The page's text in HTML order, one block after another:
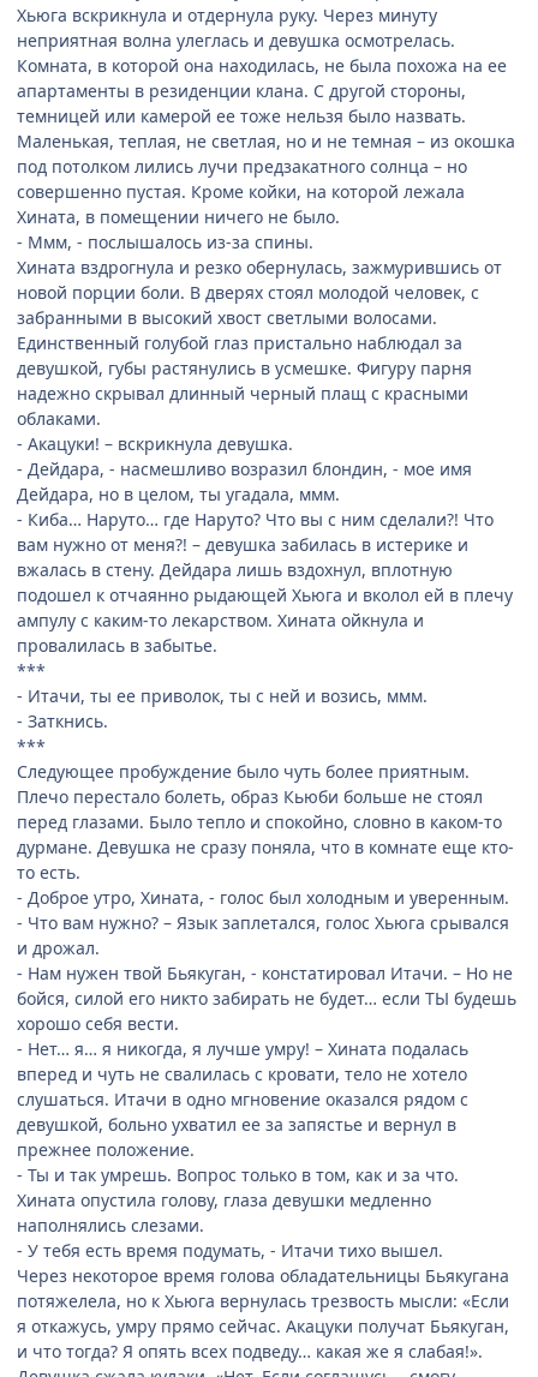
Хьюга вскрикнула и отдернула руку. Через минуту
неприятная волна улеглась и девушка осмотрелась.
Комната, в которой она находилась, не была похожа на ее
апартаменты в резиденции клана. С другой стороны,
темницей или камерой ее тоже нельзя было назвать.
Маленькая, теплая, не светлая, но и не темная – из окошка
под потолком лились лучи предзакатного солнца – но
совершенно пустая. Кроме койки, на которой лежала
Хината, в помещении ничего не было.
- Ммм, - послышалось из-за спины.
Хината вздрогнула и резко обернулась, зажмурившись от
новой порции боли. В дверях стоял молодой человек, с
забранными в высокий хвост светлыми волосами.
Единственный голубой глаз пристально наблюдал за
девушкой, губы растянулись в усмешке. Фигуру парня
надежно скрывал длинный черный плащ с красными
облаками.
- Акацуки! – вскрикнула девушка.
- Дейдара, - насмешливо возразил блондин, - мое имя
Дейдара, но в целом, ты угадала, ммм.
- Киба… Наруто… где Наруто? Что вы с ним сделали?! Что
вам нужно от меня?! – девушка забилась в истерике и
вжалась в стену. Дейдара лишь вздохнул, вплотную
подошел к отчаянно рыдающей Хьюга и вколол ей в плечу
ампулу с каким-то лекарством. Хината ойкнула и
провалилась в забытье.
***
- Итачи, ты ее приволок, ты с ней и возись, ммм.
- Заткнись.
***
Следующее пробуждение было чуть более приятным.
Плечо перестало болеть, образ Кьюби больше не стоял
перед глазами. Было тепло и спокойно, словно в каком-то
дурмане. Девушка не сразу поняла, что в комнате еще кто-
то есть.
- Доброе утро, Хината, - голос был холодным и уверенным.
- Что вам нужно? – Язык заплетался, голос Хьюга срывался
и дрожал.
- Нам нужен твой Бьякуган, - констатировал Итачи. – Но не
бойся, силой его никто забирать не будет… если ТЫ будешь
хорошо себя вести.
- Нет… я… я никогда, я лучше умру! – Хината подалась
вперед и чуть не свалилась с кровати, тело не хотело
слушаться. Итачи в одно мгновение оказался рядом с
девушкой, больно ухватил ее за запястье и вернул в
прежнее положение.
- Ты и так умрешь. Вопрос только в том, как и за что.
Хината опустила голову, глаза девушки медленно
наполнялись слезами.
- У тебя есть время подумать, - Итачи тихо вышел.
Через некоторое время голова обладательницы Бьякугана
потяжелела, но к Хьюга вернулась трезвость мысли: «Если
я откажусь, умру прямо сейчас. Акацуки получат Бьякуган,
и что тогда? Я опять всех подведу… какая же я слабая!».